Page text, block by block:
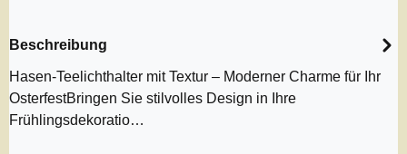
Beschreibung
Hasen-Teelichthalter mit Textur – Moderner Charme für Ihr
OsterfestBringen Sie stilvolles Design in Ihre
Frühlingsdekoratio…